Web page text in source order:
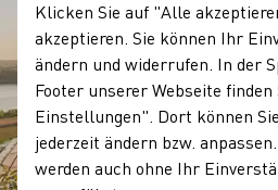
Klicken Sie auf "Alle
akzeptieren. Sie können Ihr
ändern und widerrufen. In der
Footer unserer Webseite
Einstellungen". Dort können
jederzeit ändern bzw.
werden auch ohne Ihr